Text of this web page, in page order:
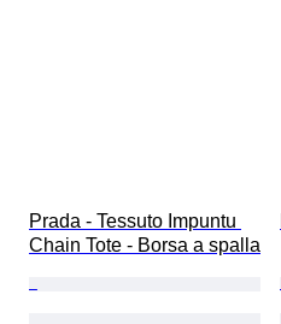
Prada - Tessuto Impuntu
Chain Tote - Borsa a spalla